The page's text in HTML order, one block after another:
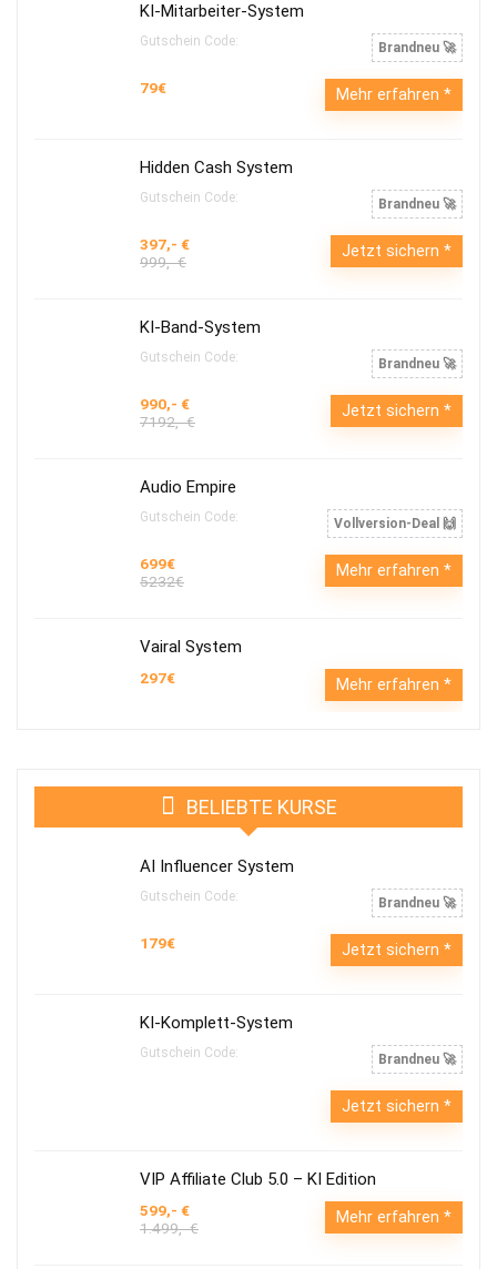
KI-Mitarbeiter-System
Gutschein Code: Brandneu 🚀
79€ Mehr erfahren
Hidden Cash System
Gutschein Code: Brandneu 🚀
397,- €
999,- €
Jetzt sichern
KI-Band-System
Gutschein Code: Brandneu 🚀
990,- €
7192,- €
Jetzt sichern
Audio Empire
Gutschein Code: Vollversion-Deal 🙌
699€
5232€
Mehr erfahren
Vairal System
297€ Mehr erfahren
BELIEBTE KURSE
AI Influencer System
Gutschein Code: Brandneu 🚀
179€ Jetzt sichern
KI-Komplett-System
Gutschein Code: Brandneu 🚀
Jetzt sichern
VIP Affiliate Club 5.0 – KI Edition
599,- €
1.499,- €
Mehr erfahren